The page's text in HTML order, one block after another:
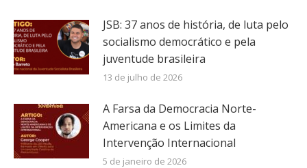
JSB: 37 anos de história, de luta pelo
socialismo democrático e pela
juventude brasileira
13 de julho de 2026
A Farsa da Democracia Norte-
Americana e os Limites da
Intervenção Internacional
5 de janeiro de 2026